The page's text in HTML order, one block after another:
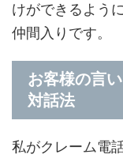
けができるよう
仲間入りです。
お客様の言
対話法
私がクレーム電